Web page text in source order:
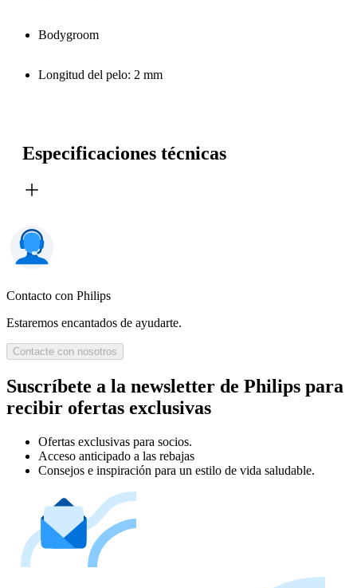
Bodygroom
Longitud del pelo: 2 mm
Especificaciones técnicas
Contacto con Philips
Estaremos encantados de ayudarte.
Contacte con nosotros
Suscríbete a la newsletter de Philips para
recibir ofertas exclusivas
Ofertas exclusivas para socios.
Acceso anticipado a las rebajas
Consejos e inspiración para un estilo de vida saludable.